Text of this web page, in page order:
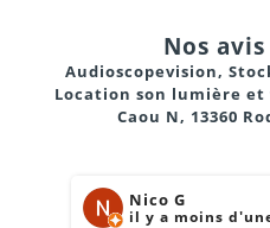
Foires et salons
Groupes d’études et
Assistance aux personnes
Nos
Audioscopevision,
Location son lumière et
Caou N, 13360
Nico G
il y a moins